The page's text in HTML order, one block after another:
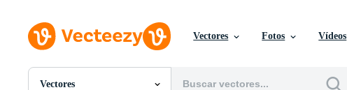
Vectores Fotos Vídeos
Vectores